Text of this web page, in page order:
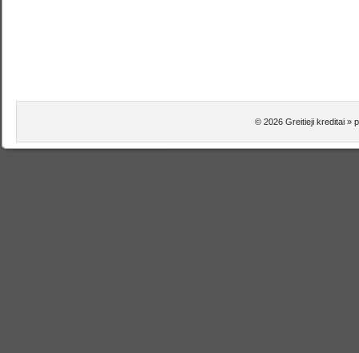
© 2026 Greitieji kreditai »